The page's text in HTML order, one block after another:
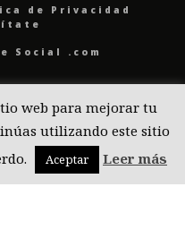
de Privacidad
Social .com
web para mejorar tu
utilizando este sitio
Aceptar Leer más